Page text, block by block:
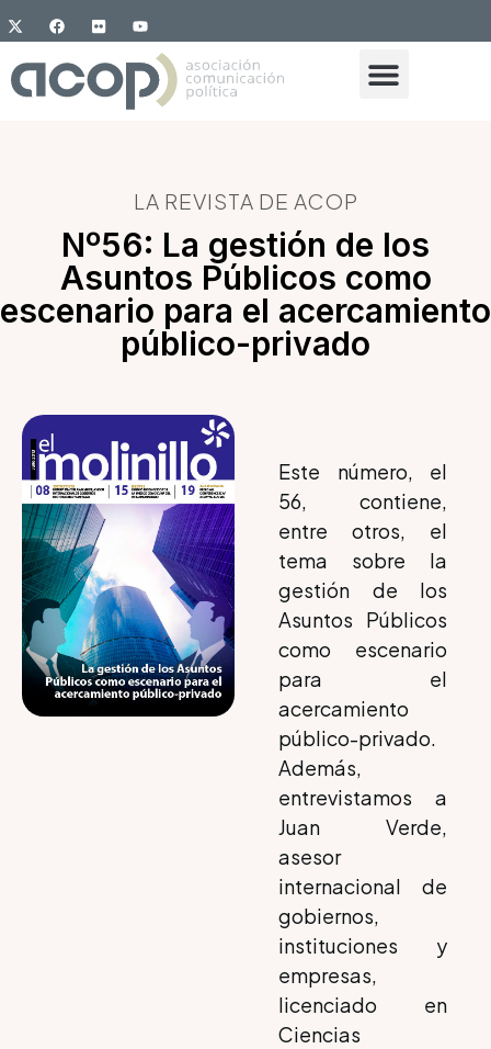
LA REVISTA DE ACOP
Nº56: La gestión de los
Asuntos Públicos como
escenario para el acercamiento
público-privado
Este número, el
56, contiene,
entre otros, el
tema sobre la
gestión de los
Asuntos Públicos
como escenario
para el
acercamiento
público-privado.
Además,
entrevistamos a
Juan Verde,
asesor
internacional de
gobiernos,
instituciones y
empresas,
licenciado en
Ciencias